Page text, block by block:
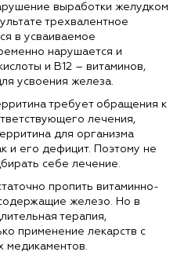
выработки желудком
трехвалентное
в усваиваемое
нарушается и
и В12 – витаминов,
усвоения железа.
требует обращения к
лечения,
для организма
и его дефицит. Поэтому не
себе лечение.
пропить витаминно-
железо. Но в
терапия,
применение лекарств с
медикаментов.